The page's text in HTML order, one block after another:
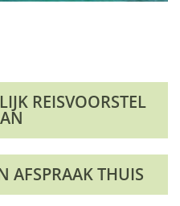
REISVOORSTEL
AFSPRAAK THUIS